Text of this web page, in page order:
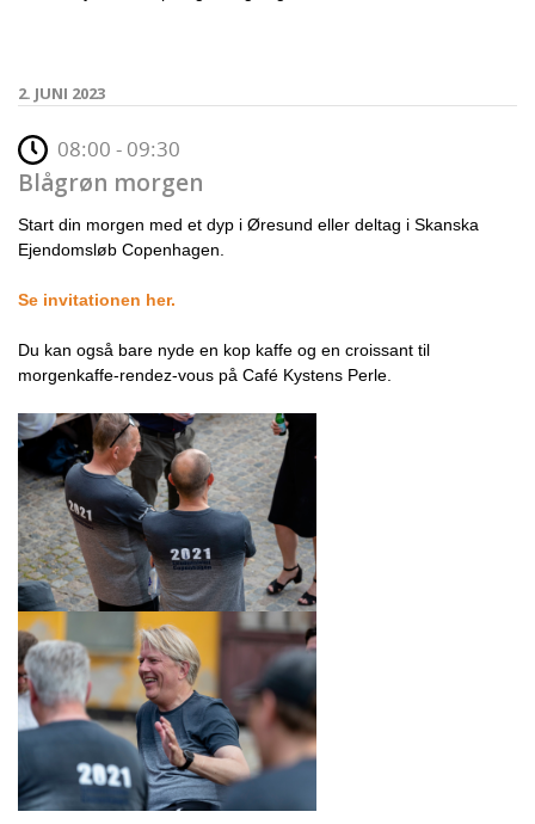
2. JUNI 2023
08:00 - 09:30
Blågrøn morgen
Start din morgen med et dyp i Øresund eller deltag i Skanska
Ejendomsløb Copenhagen.
Se invitationen her.
Du kan også bare nyde en kop kaffe og en croissant til
morgenkaffe-rendez-vous på Café Kystens Perle.